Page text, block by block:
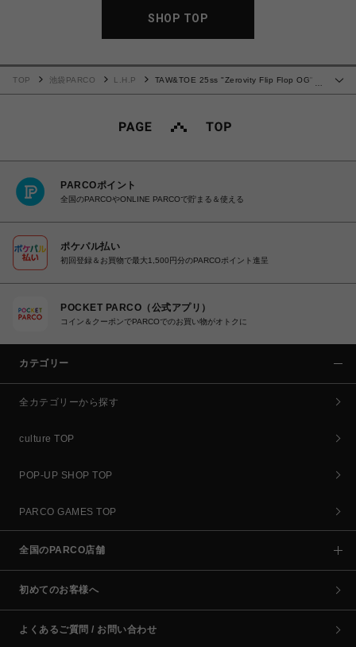
SHOP TOP
…
TOP 池袋PARCO L.H.P
TAW&TOE 25ss "Zerovity Flip Flop OG"
PARCOポイント
全国のPARCOやONLINE PARCOで貯まる＆使える
ポケパル払い
初回登録＆お買物で最大1,500円分のPARCOポイント進呈
POCKET PARCO（公式アプリ）
コイン＆クーポンでPARCOでのお買い物がオトクに
カテゴリー
全カテゴリーから探す
culture TOP
POP-UP SHOP TOP
PARCO GAMES TOP
全国のPARCO店舗
初めてのお客様へ
よくあるご質問 / お問い合わせ